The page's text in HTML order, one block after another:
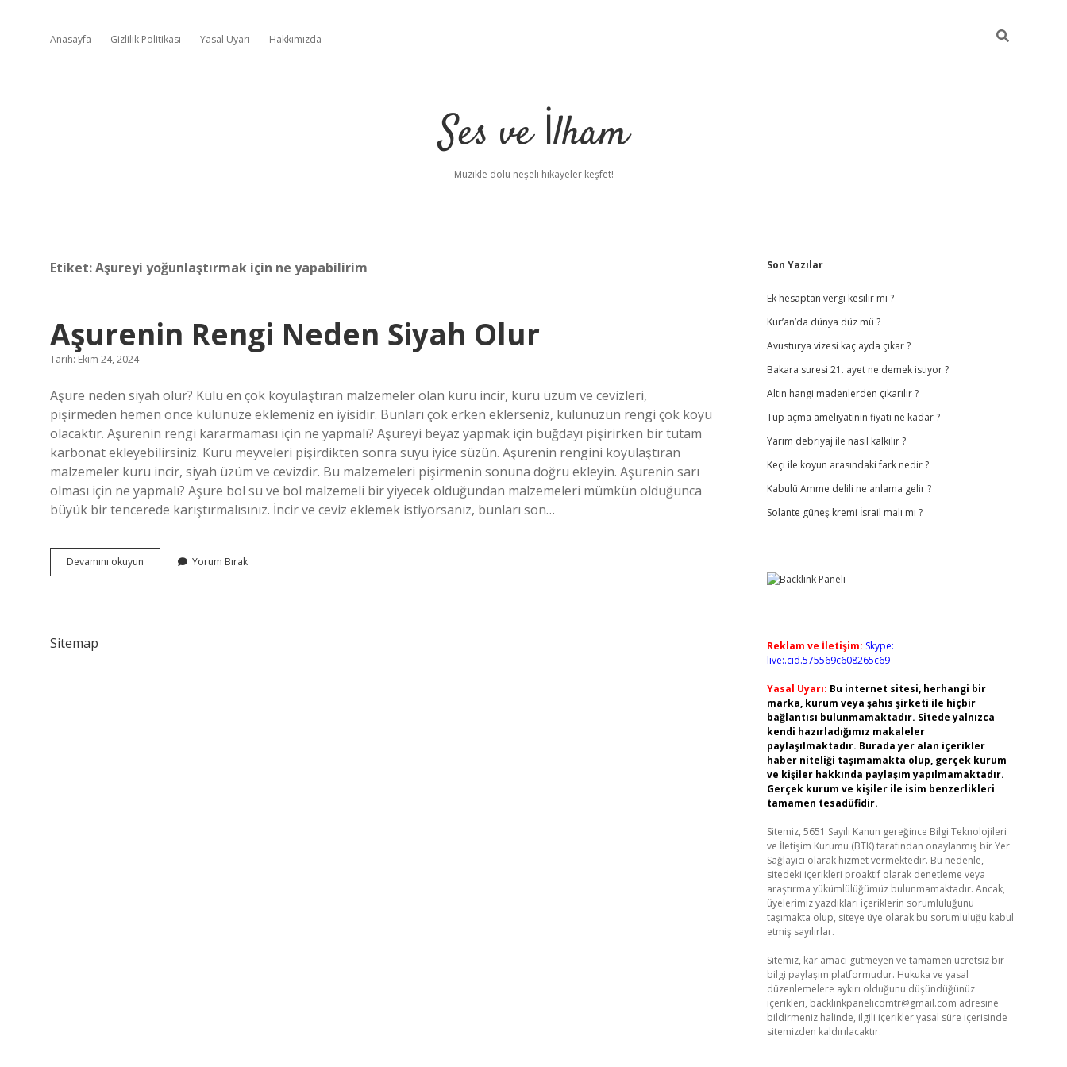
Anasayfa Gizlilik Politikası Yasal Uyarı Hakkımızda
Ses ve İlham
Müzikle dolu neşeli hikayeler keşfet!
Etiket:Aşureyi yoğunlaştırmak için ne yapabilirim
Aşurenin Rengi Neden Siyah Olur
Tarih: Ekim 24, 2024
Aşure neden siyah olur? Külü en çok koyulaştıran malzemeler olan kuru incir, kuru üzüm ve cevizleri,
pişirmeden hemen önce külünüze eklemeniz en iyisidir. Bunları çok erken eklerseniz, külünüzün rengi çok koyu
olacaktır. Aşurenin rengi kararmaması için ne yapmalı? Aşureyi beyaz yapmak için buğdayı pişirirken bir tutam
karbonat ekleyebilirsiniz. Kuru meyveleri pişirdikten sonra suyu iyice süzün. Aşurenin rengini koyulaştıran
malzemeler kuru incir, siyah üzüm ve cevizdir. Bu malzemeleri pişirmenin sonuna doğru ekleyin. Aşurenin sarı
olması için ne yapmalı? Aşure bol su ve bol malzemeli bir yiyecek olduğundan malzemeleri mümkün olduğunca
büyük bir tencerede karıştırmalısınız. İncir ve ceviz eklemek istiyorsanız, bunları son…
Devamını okuyun Aşurenin
Rengi
Yorum Bırak
Sitemap
Sidebar
Son Yazılar
Ek hesaptan vergi kesilir mi ?
Kur’an’da dünya düz mü ?
Avusturya vizesi kaç ayda çıkar ?
Bakara suresi 21. ayet ne demek istiyor ?
Altın hangi madenlerden çıkarılır ?
Tüp açma ameliyatının fiyatı ne kadar ?
Yarım debriyaj ile nasıl kalkılır ?
Keçi ile koyun arasındaki fark nedir ?
Kabulü Amme delili ne anlama gelir ?
Solante güneş kremi İsrail malı mı ?
Reklam ve İletişim: Skype:
live:.cid.575569c608265c69
Yasal Uyarı: Bu internet sitesi, herhangi bir
marka, kurum veya şahıs şirketi ile hiçbir
bağlantısı bulunmamaktadır. Sitede yalnızca
kendi hazırladığımız makaleler
paylaşılmaktadır. Burada yer alan içerikler
haber niteliği taşımamakta olup, gerçek kurum
ve kişiler hakkında paylaşım yapılmamaktadır.
Gerçek kurum ve kişiler ile isim benzerlikleri
tamamen tesadüfidir.
Sitemiz, 5651 Sayılı Kanun gereğince Bilgi Teknolojileri
ve İletişim Kurumu (BTK) tarafından onaylanmış bir Yer
Sağlayıcı olarak hizmet vermektedir. Bu nedenle,
sitedeki içerikleri proaktif olarak denetleme veya
araştırma yükümlülüğümüz bulunmamaktadır. Ancak,
üyelerimiz yazdıkları içeriklerin sorumluluğunu
taşımakta olup, siteye üye olarak bu sorumluluğu kabul
etmiş sayılırlar.
Sitemiz, kar amacı gütmeyen ve tamamen ücretsiz bir
bilgi paylaşım platformudur. Hukuka ve yasal
düzenlemelere aykırı olduğunu düşündüğünüz
içerikleri, backlinkpanelicomtr@gmail.com adresine
bildirmeniz halinde, ilgili içerikler yasal süre içerisinde
sitemizden kaldırılacaktır.